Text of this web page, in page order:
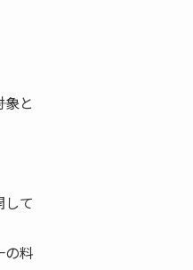
と
て
の料